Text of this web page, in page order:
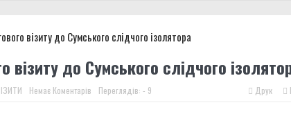
візиту до Літинської виправної колонії №123
хтось, за версією слідства, заробляв на допомозі
Що говорять колишні засуджені, командири та
візиту до Сумського слідчого
Немає Коментарів Переглядів: - 9 Друк